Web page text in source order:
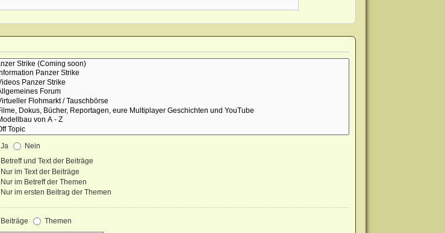
Ja
Nein
Betreff und Text der Beiträge
Nur im Text der Beiträge
Nur im Betreff der Themen
Nur im ersten Beitrag der Themen
Beiträge
Themen